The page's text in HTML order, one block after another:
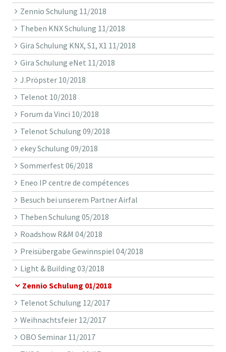
Zennio Schulung 11/2018
Theben KNX Schulung 11/2018
Gira Schulung KNX, S1, X1 11/2018
Gira Schulung eNet 11/2018
J.Pröpster 10/2018
Telenot 10/2018
Forum da Vinci 10/2018
Telenot Schulung 09/2018
ekey Schulung 09/2018
Sommerfest 06/2018
Eneo IP centre de compétences
Besuch bei unserem Partner Airfal
Theben Schulung 05/2018
Roadshow R&M 04/2018
Preisübergabe Gewinnspiel 04/2018
Light & Building 03/2018
Zennio Schulung 01/2018
Telenot Schulung 12/2017
Weihnachtsfeier 12/2017
OBO Seminar 11/2017